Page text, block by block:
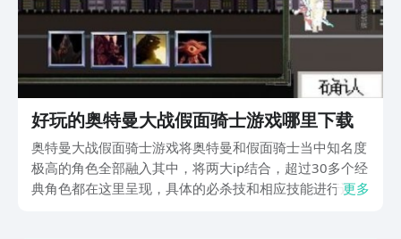
好玩的奥特曼大战假面骑士游戏哪里下载
奥特曼大战假面骑士游戏将奥特曼和假面骑士当中知名度
极高的角色全部融入其中，将两大ip结合，超过30多个经
典角色都在这里呈现，具体的必杀技和相应技能进行还更多